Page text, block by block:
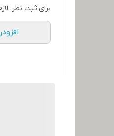
برای ثبت نظر،